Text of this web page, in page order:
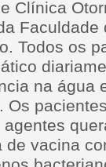
Clínica
Faculdade
Todos os
na água
Os
de vacina